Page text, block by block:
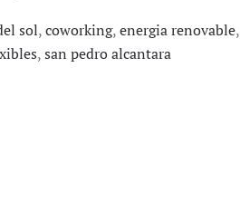
sol,coworking,energia renovable,
,san pedro alcantara